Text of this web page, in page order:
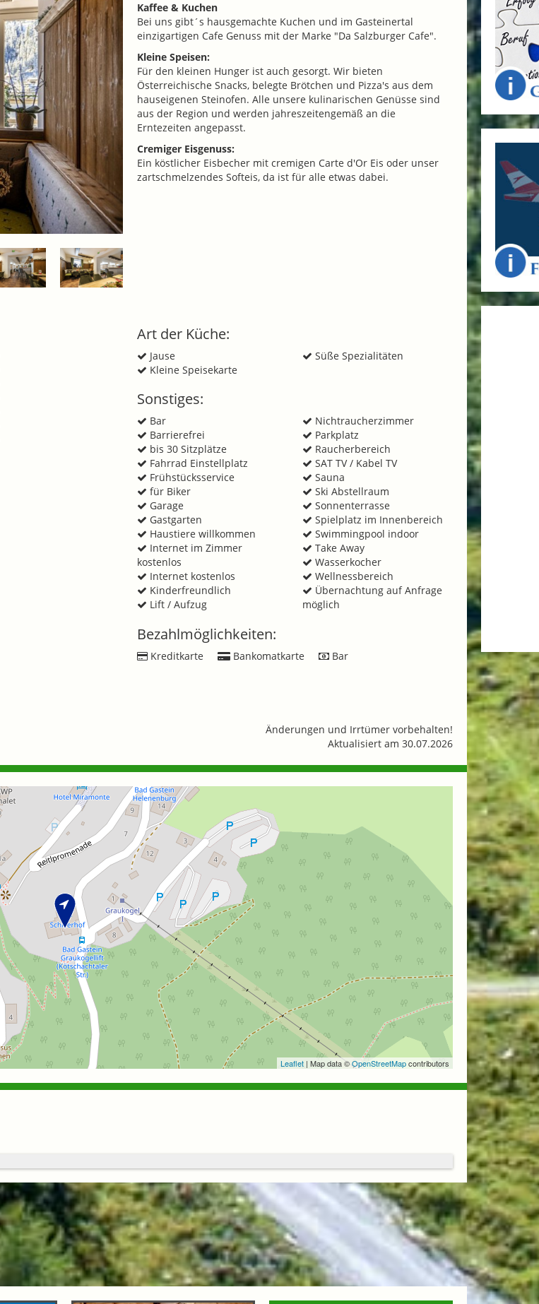
Kaffee & Kuchen
Bei uns gibt´s hausgemachte Kuchen und im Gasteinertal
einzigartigen Cafe Genuss mit der Marke "Da Salzburger Cafe".
Kleine Speisen:
Für den kleinen Hunger ist auch gesorgt. Wir bieten
Österreichische Snacks, belegte Brötchen und Pizza's aus dem
hauseigenen Steinofen. Alle unsere kulinarischen Genüsse sind
aus der Region und werden jahreszeitengemäß an die
Erntezeiten angepasst.
Cremiger Eisgenuss:
Ein köstlicher Eisbecher mit cremigen Carte d'Or Eis oder unser
zartschmelzendes Softeis, da ist für alle etwas dabei.
Art der Küche:
Jause
Kleine Speisekarte
Süße Spezialitäten
Sonstiges:
Bar
Barrierefrei
bis 30 Sitzplätze
Fahrrad Einstellplatz
Frühstücksservice
für Biker
Garage
Gastgarten
Haustiere willkommen
Internet im Zimmer
kostenlos
Internet kostenlos
Kinderfreundlich
Lift / Aufzug
Nichtraucherzimmer
Parkplatz
Raucherbereich
SAT TV / Kabel TV
Sauna
Ski Abstellraum
Sonnenterrasse
Spielplatz im Innenbereich
Swimmingpool indoor
Take Away
Wasserkocher
Wellnessbereich
Übernachtung auf Anfrage
möglich
Bezahlmöglichkeiten:
Kreditkarte Bankomatkarte Bar
Änderungen und Irrtümer vorbehalten!
Aktualisiert am 30.07.2026
Leaflet | Map data ©OpenStreetMapcontributors